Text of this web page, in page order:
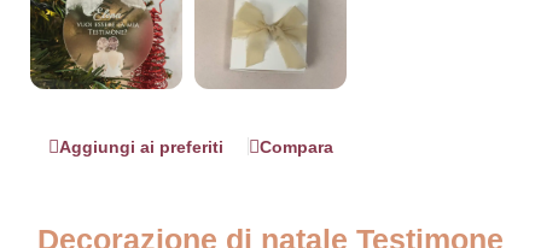
Aggiungi ai preferiti Compara
Decorazione di natale Testimone